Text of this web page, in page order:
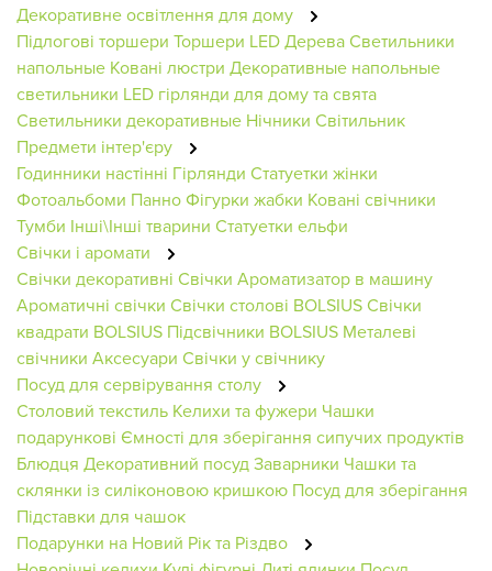
Декоративне освітлення для дому
Підлогові торшери Торшери LED ДереваСветильники
напольные Ковані люстри Декоративные напольные
светильники LED гірлянди для дому та свята
Светильники декоративные Нічники Світильник
Предмети інтер'єру
Годинники настінні Гірлянди Статуетки жінки
Фотоальбоми ПанноФігурки жабки Ковані свічники
Тумби Інші\Інші тварини Статуетки ельфи
Свічки і аромати
Свічки декоративні Свічки Ароматизатор в машину
Ароматичні свічки Свічки столові BOLSIUSСвічки
квадрати BOLSIUS Підсвічники BOLSIUS Металеві
свічники Аксесуари Свічки у свічнику
Посуд для сервірування столу
Столовий текстиль Келихи та фужери Чашки
подарункові Ємності для зберігання сипучих продуктів
Блюдця Декоративний посудЗаварники Чашки та
склянки із силіконовою кришкою Посуд для зберігання
Підставки для чашок
Подарунки на Новий Рік та Різдво